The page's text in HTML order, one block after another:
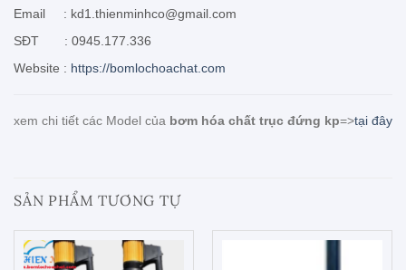
Email : kd1.thienminhco@gmail.com
SĐT : 0945.177.336
Website : https://bomlochoachat.com
xem chi tiết các Model của bơm hóa chất trục đứng kp=>tại đây
SẢN PHẨM TƯƠNG TỰ